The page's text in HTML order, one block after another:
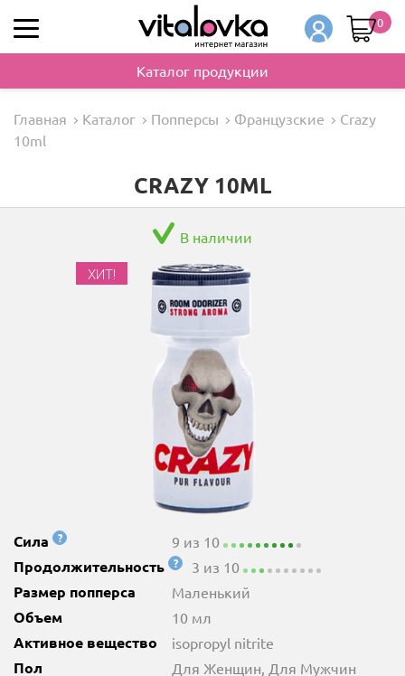
0
Каталог продукции
Главная Каталог Попперсы Французские
Crazy
10ml
CRAZY 10ML
В наличии
ХИТ!
Сила ? 9 из 10
Продолжительность ? 3 из 10
Размер попперса Маленький
Объем 10 мл
Активное вещество isopropyl nitrite
Пол Для Женщин, Для Мужчин